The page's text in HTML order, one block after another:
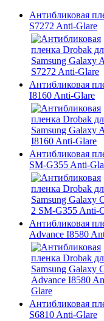
Антибликовая
S7272 Anti-Glare
Антибликовая
I8160 Anti-Glare
Антибликовая
SM-G355 Anti-
Антибликовая
Advance I8580
Антибликовая
S6810 Anti-Glare